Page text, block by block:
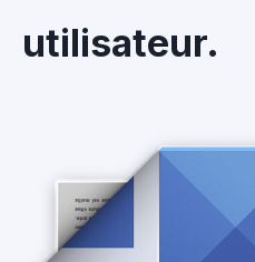
utilisateur.